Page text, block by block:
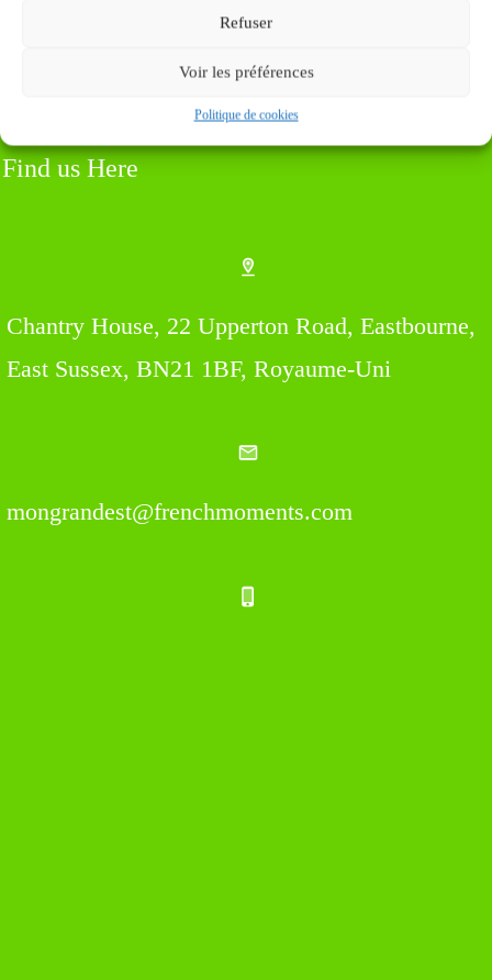
Refuser
Voir les préférences
Politique de cookies
Find us Here
Chantry House, 22 Upperton Road, Eastbourne,
East Sussex, BN21 1BF, Royaume-Uni
mongrandest@frenchmoments.com